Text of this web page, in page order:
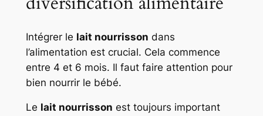
Intégrer le lait nourrisson dans
l’alimentation est crucial. Cela commence
entre 4 et 6 mois. Il faut faire attention pour
bien nourrir le bébé.
Le lait nourrisson est toujours important